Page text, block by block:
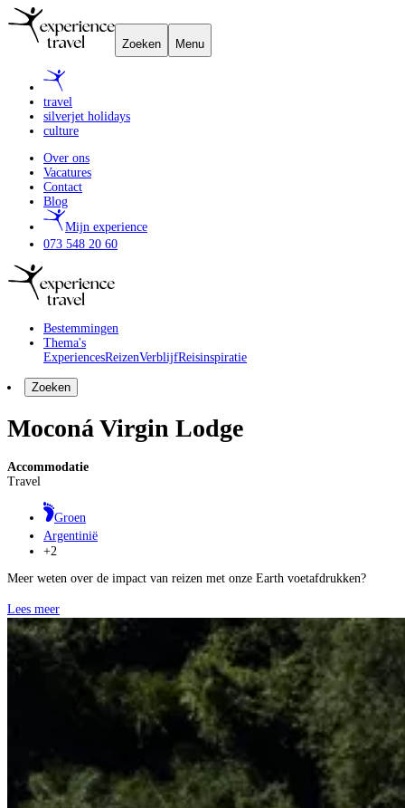
Zoeken Menu
travel
silverjet holidays
culture
Over ons
Vacatures
Contact
Blog
Mijn experience
073 548 20 60
Bestemmingen
Thema's
ExperiencesReizenVerblijfReisinspiratie
Zoeken
Moconá Virgin Lodge
Accommodatie
Travel
Groen
Argentinië
+2
Meer weten over de impact van reizen met onze Earth voetafdrukken?
Lees meer